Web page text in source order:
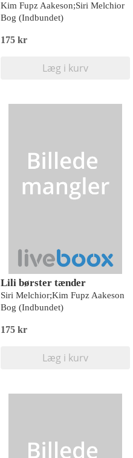
Kim Fupz Aakeson;Siri Melchior
Bog (Indbundet)
175 kr
Læg i kurv
Lili børster tænder
Siri Melchior;Kim Fupz Aakeson
Bog (Indbundet)
175 kr
Læg i kurv